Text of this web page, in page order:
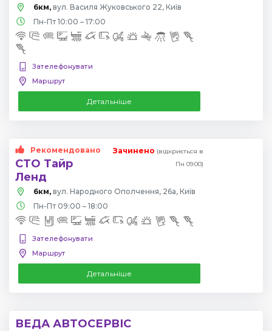
6км, вул. Василя Жуковського 22, Київ
Пн-Пт 10:00 – 17:00
Зателефонувати
Маршрут
Детальніше
Рекомендовано
СТО Тайр
Ленд
Зачинено (відкриється в
Пн 09:00)
6км, вул. Народного Ополчення, 26а, Київ
Пн-Пт 09:00 – 18:00
Зателефонувати
Маршрут
Детальніше
ВЕДА АВТОСЕРВІС